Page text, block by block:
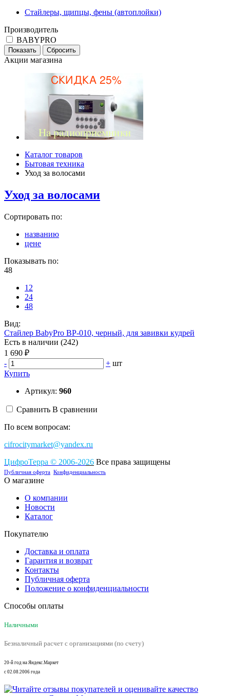
Стайлеры, щипцы, фены (автоплойки)
Производитель
BABYPRO
Акции магазина
Каталог товаров
Бытовая техника
Уход за волосами
Уход за волосами
Сортировать по:
названию
цене
Показывать по:
48
12
24
48
Вид:
Стайлер BabyPro BP-010, черный, для завивки кудрей
Есть в наличии (242)
1 690 ₽
-
+ шт
Купить
Артикул: 960
Сравнить В сравнении
По всем вопросам:
cifrocitymarket@yandex.ru
ЦифроТерра © 2006-2026 Все права защищены
Публичная оферта Конфиденциальность
О магазине
О компании
Новости
Каталог
Покупателю
Доставка и оплата
Гарантия и возврат
Контакты
Публичная оферта
Положение о конфиденциальности
Способы оплаты
Наличными
Безналичный расчет с организациями (по счету)
20-й год на Яндекс.Маркет
с 02.08.2006 года